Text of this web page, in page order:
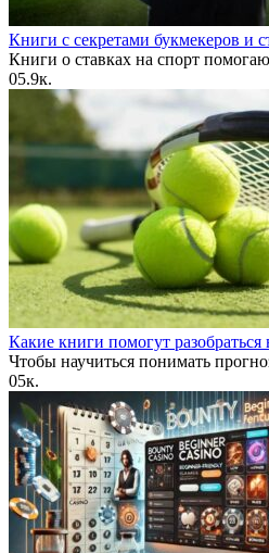
Книги с секретами букмекеров и
Книги о ставках на спорт
05.9к.
Какие книги помогут
Чтобы научиться понимать
05к.